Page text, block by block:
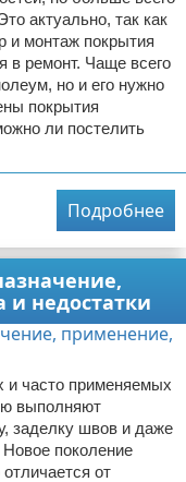
актуально, так как
и монтаж покрытия
в ремонт. Чаще всего
но и его нужно
покрытия
ли постелить
Подробнее
недостатки
и часто применяемых
выполняют
заделку швов и даже
поколение
от